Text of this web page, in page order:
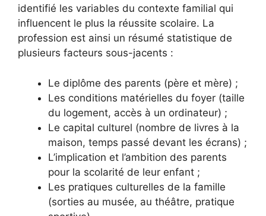
identifié les variables du contexte familial qui
influencent le plus la réussite scolaire. La
profession est ainsi un résumé statistique de
plusieurs facteurs sous-jacents :
Le diplôme des parents (père et mère) ;
Les conditions matérielles du foyer (taille
du logement, accès à un ordinateur) ;
Le capital culturel (nombre de livres à la
maison, temps passé devant les écrans) ;
L’implication et l’ambition des parents
pour la scolarité de leur enfant ;
Les pratiques culturelles de la famille
(sorties au musée, au théâtre, pratique